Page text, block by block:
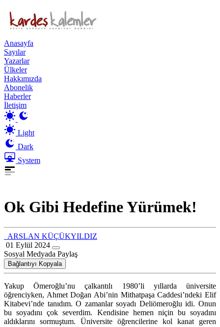
Anasayfa
Sayılar
Yazarlar
Ülkeler
Hakkımızda
Abonelik
Haberler
İletişim
Light
Dark
System
Ok Gibi Hedefine Yürümek!
ARSLAN KÜÇÜKYILDIZ
01 Eylül 2024
Sosyal Medyada Paylaş
Bağlantıyı Kopyala
Yakup Ömeroğlu’nu çalkantılı 1980’li yıllarda üniversite
öğrenciyken, Ahmet Doğan Abi’nin Mithatpaşa Caddesi’ndeki Elif
Kitabevi’nde tanıdım. O zamanlar soyadı Deliömeroğlu idi. Onun
bu soyadını çok severdim. Kendisine hemen niçin bu soyadını
aldıklarını sormuştum. Üniversite öğrencilerine kol kanat geren